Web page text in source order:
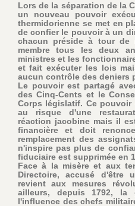
Lors de la séparation de la
un nouveau pouvoir
thermidorienne se met en
de confier le pouvoir à un
chacun préside à tour de
membre tous les deux
ministres et les
et fait exécuter les lois
aucun contrôle des deniers
Le pouvoir est partagé
des Cinq-Cents et le
Corps législatif. Ce
au risque d'une
réaction jacobine mais il
financière et doit
remplacement des
n'inspire pas plus de
fiduciaire est supprimée en
Face à la misère et aux
Directoire, accusé d'être
revient aux mesures
ailleurs, depuis 1792, la
l'influence des chefs